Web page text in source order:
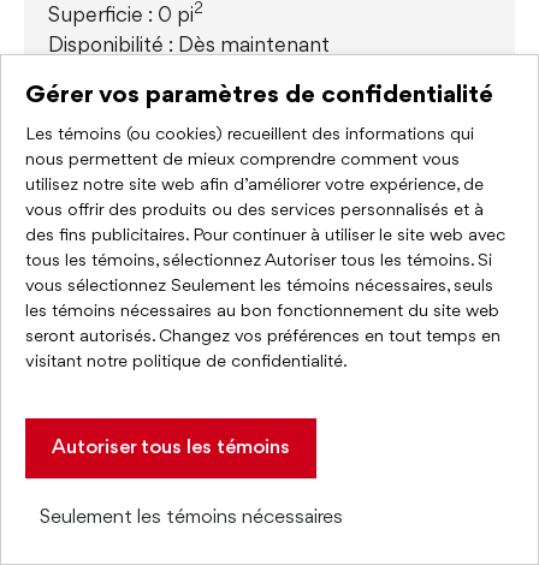
Superficie : 0 pi2
Disponibilité : Dès maintenant
850 000,00 $
Gérer vos paramètres de confidentialité
Les témoins (ou cookies) recueillent des informations qui
nous permettent de mieux comprendre comment vous
utilisez notre site web afin d’améliorer votre expérience, de
vous offrir des produits ou des services personnalisés et à
des fins publicitaires. Pour continuer à utiliser le site web avec
tous les témoins, sélectionnez Autoriser tous les témoins. Si
vous sélectionnez Seulement les témoins nécessaires, seuls
les témoins nécessaires au bon fonctionnement du site web
seront autorisés. Changez vos préférences en tout temps en
visitant notre politique de confidentialité.
Autoriser tous les témoins
Seulement les témoins nécessaires